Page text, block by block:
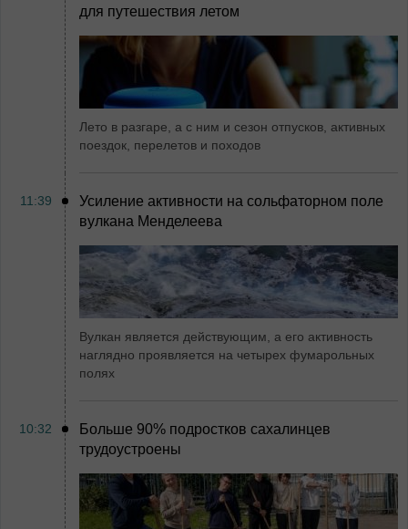
для путешествия летом
Лето в разгаре, а с ним и сезон отпусков, активных
поездок, перелетов и походов
11:39
Усиление активности на сольфаторном поле
вулкана Менделеева
Вулкан является действующим, а его активность
наглядно проявляется на четырех фумарольных
полях
10:32
Больше 90% подростков сахалинцев
трудоустроены